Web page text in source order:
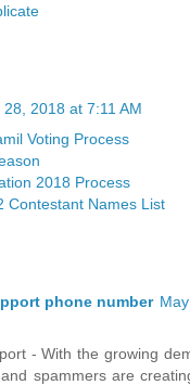
28, 2018 at 7:11 AM
Voting Process
2018 Process
Contestant Names List
phone number
- With the growing
spammers are